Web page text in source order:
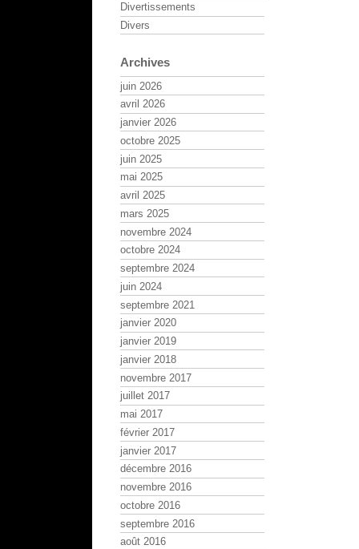
Divertissements
Divers
Archives
juin 2026
avril 2026
janvier 2026
octobre 2025
juin 2025
mai 2025
avril 2025
mars 2025
novembre 2024
octobre 2024
septembre 2024
juin 2024
septembre 2021
janvier 2020
janvier 2019
janvier 2018
novembre 2017
juillet 2017
mai 2017
février 2017
janvier 2017
décembre 2016
novembre 2016
octobre 2016
septembre 2016
août 2016